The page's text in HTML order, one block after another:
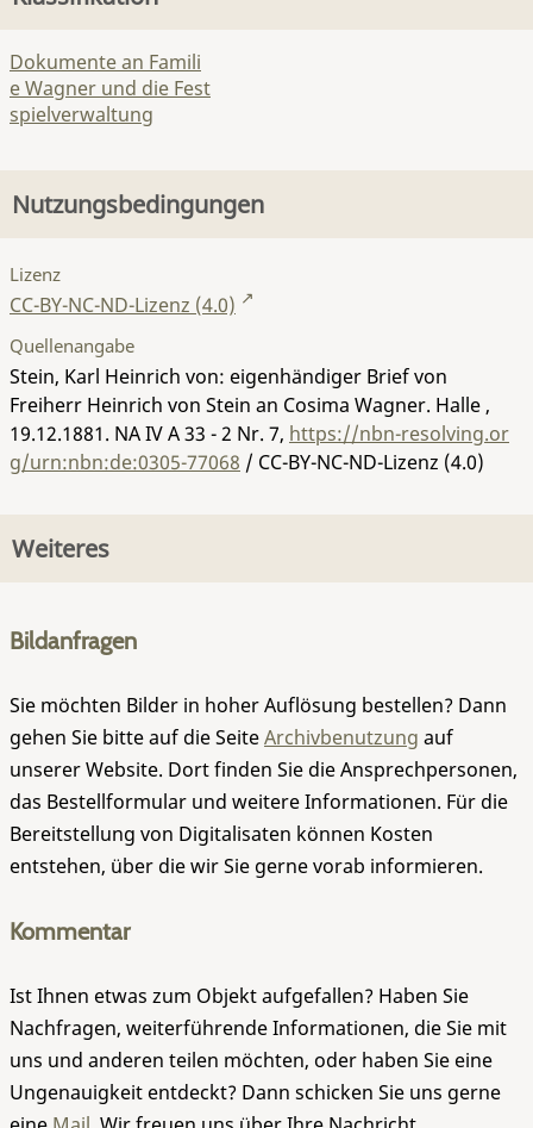
Dokumente an Famili
e Wagner und die Fest
spielverwaltung
Nutzungsbedingungen
Lizenz
CC-BY-NC-ND-Lizenz (4.0)
Quellenangabe
Stein, Karl Heinrich von: eigenhändiger Brief von
Freiherr Heinrich von Stein an Cosima Wagner. Halle ,
19.12.1881. NA IV A 33 - 2 Nr. 7, https://nbn-resolving.or
g/urn:nbn:de:0305-77068 / CC-BY-NC-ND-Lizenz (4.0)
Weiteres
Bildanfragen
Sie möchten Bilder in hoher Auflösung bestellen? Dann
gehen Sie bitte auf die SeiteArchivbenutzung auf
unserer Website. Dort finden Sie die Ansprechpersonen,
das Bestellformular und weitere Informationen. Für die
Bereitstellung von Digitalisaten können Kosten
entstehen, über die wir Sie gerne vorab informieren.
Kommentar
Ist Ihnen etwas zum Objekt aufgefallen? Haben Sie
Nachfragen, weiterführende Informationen, die Sie mit
uns und anderen teilen möchten, oder haben Sie eine
Ungenauigkeit entdeckt? Dann schicken Sie uns gerne